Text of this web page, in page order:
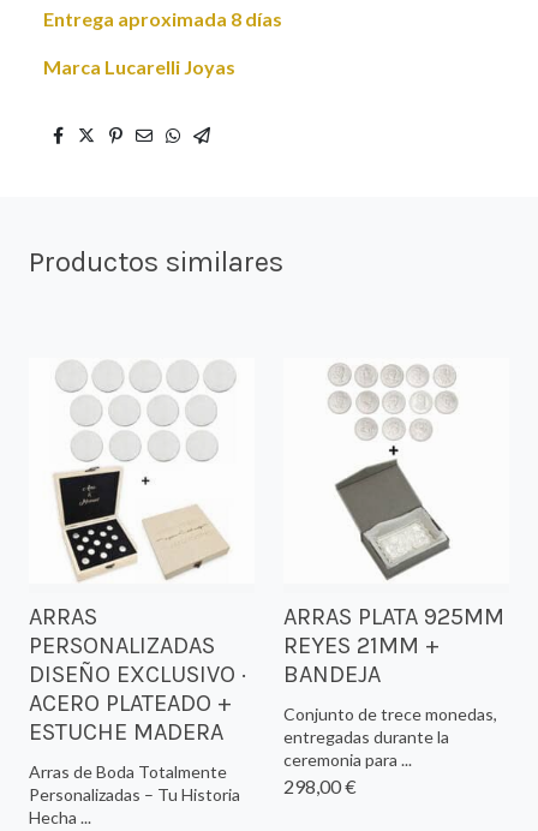
Entrega aproximada 8 días
Marca Lucarelli Joyas
Productos similares
ARRAS
PERSONALIZADAS
DISEÑO EXCLUSIVO ·
ACERO PLATEADO +
ESTUCHE MADERA
Arras de Boda Totalmente
Personalizadas – Tu Historia
Hecha ...
ARRAS PLATA 925MM
REYES 21MM +
BANDEJA
Conjunto de trece monedas,
entregadas durante la
ceremonia para ...
298,00 €